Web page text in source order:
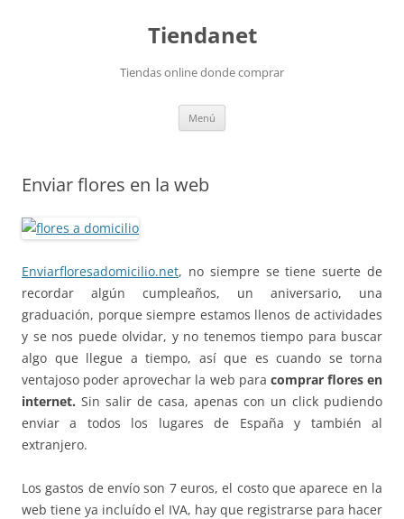
Tiendanet
Tiendas online donde comprar
Menú
Enviar flores en la web
Enviarfloresadomicilio.net, no siempre se tiene suerte de
recordar algún cumpleaños, un aniversario, una
graduación, porque siempre estamos llenos de actividades
y se nos puede olvidar, y no tenemos tiempo para buscar
algo que llegue a tiempo, así que es cuando se torna
ventajoso poder aprovechar la web para comprar flores en
internet. Sin salir de casa, apenas con un click pudiendo
enviar a todos los lugares de España y también al
extranjero.
Los gastos de envío son 7 euros, el costo que aparece en la
web tiene ya incluído el IVA, hay que registrarse para hacer